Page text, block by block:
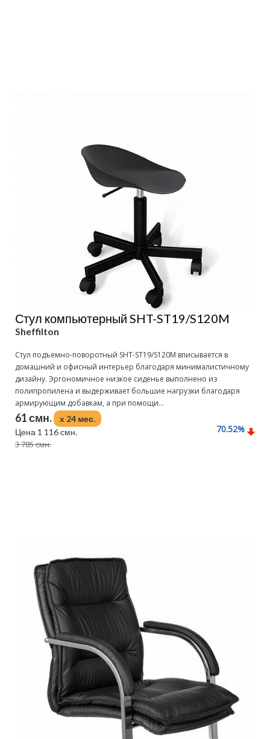
Стул компьютерный SHT-ST19/S120M
Sheffilton
Стул подъемно-поворотный SHT-ST19/S120M вписывается в
домашний и офисный интерьер благодаря минималистичному
дизайну. Эргономичное низкое сиденье выполнено из
полипропилена и выдерживает большие нагрузки благодаря
армирующим добавкам, а при помощи...
61 смн.
x 24 мес.
Цена 1 116 смн.
3 785 смн.
70.52%